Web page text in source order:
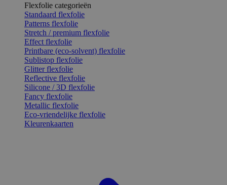
Flexfolie categorieën
Standaard flexfolie
Patterns flexfolie
Stretch / premium flexfolie
Effect flexfolie
Printbare (eco-solvent) flexfolie
Sublistop flexfolie
Glitter flexfolie
Reflective flexfolie
Silicone / 3D flexfolie
Fancy flexfolie
Metallic flexfolie
Eco-vriendelijke flexfolie
Kleurenkaarten